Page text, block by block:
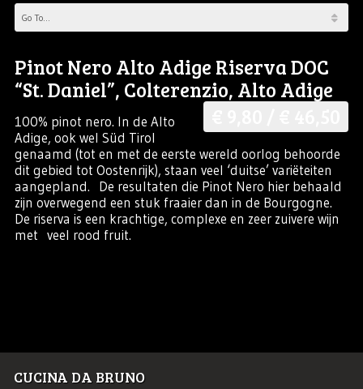
Pinot Nero Alto Adige Riserva DOC
“St. Daniel”, Colterenzio, Alto Adige
100% pinot nero. In de Alto
Adige, ook wel Süd Tirol
genaamd (tot en met de eerste wereld oorlog behoorde
dit gebied tot Oostenrijk), staan veel ‘duitse’ variëteiten
aangepland. De resultaten die Pinot Nero hier behaald
zijn overwegend een stuk fraaier dan in de Bourgogne.
De riserva is een krachtige, complexe en zeer zuivere wijn
met veel rood fruit.
CUCINA DA BRUNO